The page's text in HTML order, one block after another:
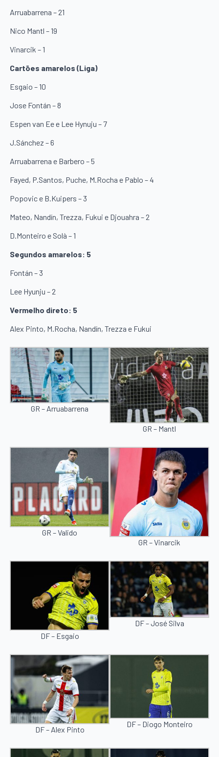
Arruabarrena – 21
Nico Mantl – 19
Vinarcik – 1
Cartões amarelos (Liga)
Esgaio – 10
Jose Fontán – 8
Espen van Ee e Lee Hynuju – 7
J.Sánchez – 6
Arruabarrena e Barbero – 5
Fayed, P.Santos, Puche, M.Rocha e Pablo – 4
Popovic e B.Kuipers – 3
Mateo, Nandín, Trezza, Fukui e Djouahra – 2
D.Monteiro e Solà – 1
Segundos amarelos: 5
Fontán – 3
Lee Hyunju – 2
Vermelho direto: 5
Alex Pinto, M.Rocha, Nandín, Trezza e Fukui
GR – Arruabarrena
GR – Mantl
GR – Valido
GR – Vinarcik
DF – Esgaio
DF – José Silva
DF – Alex Pinto
DF – Diogo Monteiro